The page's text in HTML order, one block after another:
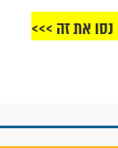
נסו את זה >>>